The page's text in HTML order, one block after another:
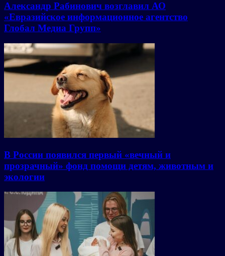
Александр Рабинович возглавил АО
«Евразийское информационное агентство
Глобал Медиа Групп»
В России появился первый «вечный и
прозрачный» фонд помощи детям, животным и
экологии